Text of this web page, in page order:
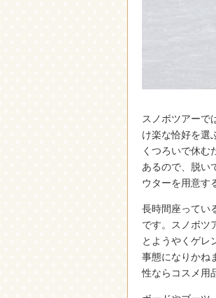
スノボツアーで
け楽な恰好を選
くつろいで休む
あるので、脱い
ウターを用意す
長時間座ってい
です。スノボツ
とようやくゲレ
事態になりかね
性ならコスメ用